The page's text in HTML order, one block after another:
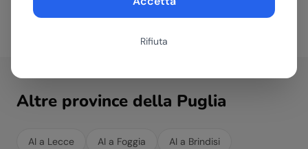
Rifiuta
Altre province della Puglia
AI a Lecce AI a Foggia AI a Brindisi